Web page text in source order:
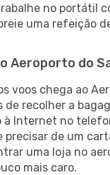
no portátil
uma refeição
Aeroporto do
voos chega ao
de recolher a
à Internet no
precisar de um
uma loja no
mais caro.